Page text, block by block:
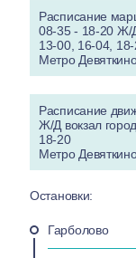
Расписание
08-35 - 18-20 Ж/Д
13-00, 16-04,
Метро
Расписание
Ж/Д вокзал
18-20
Метро
Остановки:
Гарболово